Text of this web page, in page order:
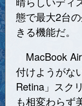
態で最大2台
きる機能だ。
MacBook
付けようがな
Retina」スク
も相変わらず